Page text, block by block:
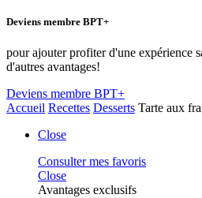
Deviens membre BPT+
pour ajouter profiter d'une expérience
d'autres avantages!
Deviens membre BPT+
Accueil Recettes Desserts Tarte aux
Close
Consulter mes favoris
Close
Avantages exclusifs